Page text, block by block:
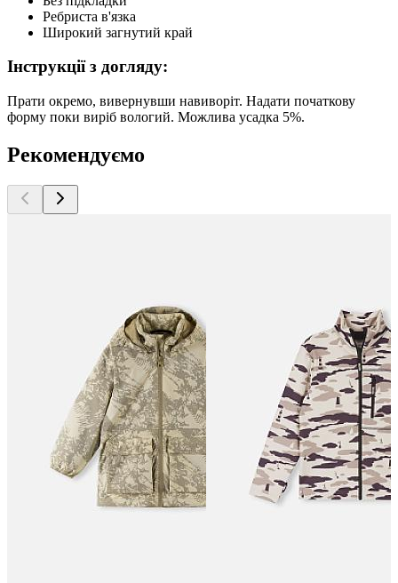
Ребриста в'язка
Широкий загнутий край
Інструкції з догляду:
Прати окремо, вивернувши навиворіт. Надати початкову
форму поки виріб вологий. Можлива усадка 5%.
Рекомендуємо